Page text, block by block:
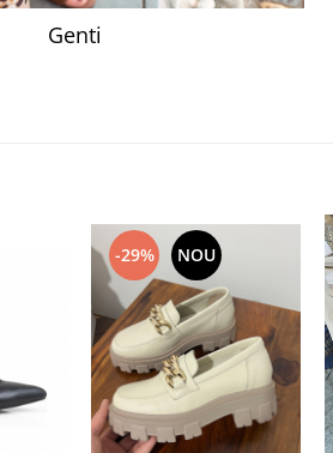
Genti
-29% NOU